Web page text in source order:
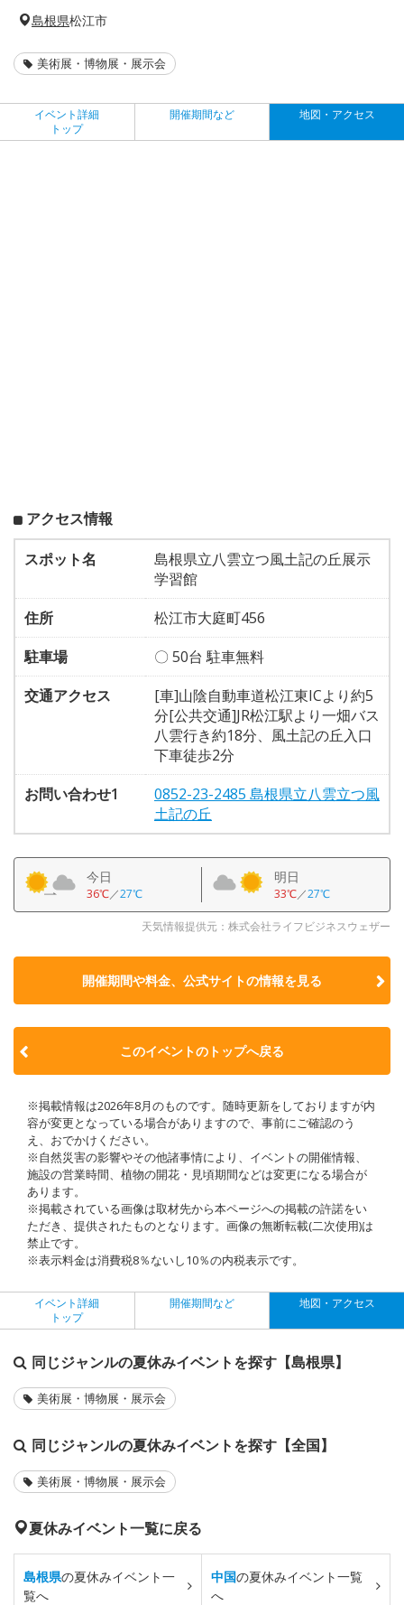
島根県松江市
美術展・博物展・展示会
イベント詳細
トップ
開催期間など 地図・アクセス
アクセス情報
スポット名
島根県立八雲立つ風土記の丘展示
学習館
住所
松江市大庭町456
駐車場
〇 50台 駐車無料
交通アクセス
[車]山陰自動車道松江東ICより約5
分[公共交通]JR松江駅より一畑バス
八雲行き約18分、風土記の丘入口
下車徒歩2分
お問い合わせ1
0852-23-2485 島根県立八雲立つ風
土記の丘
今日
36℃／27℃
明日
33℃／27℃
天気情報提供元：株式会社ライフビジネスウェザー
開催期間や料金、公式サイトの情報を見る
このイベントのトップへ戻る
※掲載情報は2026年8月のものです。随時更新をしておりますが内
容が変更となっている場合がありますので、事前にご確認のう
え、おでかけください。
※自然災害の影響やその他諸事情により、イベントの開催情報、
施設の営業時間、植物の開花・見頃期間などは変更になる場合が
あります。
※掲載されている画像は取材先から本ページへの掲載の許諾をい
ただき、提供されたものとなります。画像の無断転載(二次使用)は
禁止です。
※表示料金は消費税8％ないし10％の内税表示です。
イベント詳細
トップ
開催期間など 地図・アクセス
同じジャンルの夏休みイベントを探す【島根県】
美術展・博物展・展示会
同じジャンルの夏休みイベントを探す【全国】
美術展・博物展・展示会
夏休みイベント一覧に戻る
島根県の夏休みイベント一
覧へ
中国の夏休みイベント一覧
へ